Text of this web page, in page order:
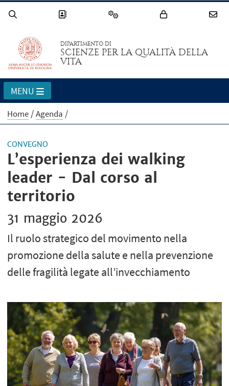
DIPARTIMENTO DI
SCIENZE PER LA QUALITÀ DELLA
VITA
MENU
Home Agenda
CONVEGNO
L’esperienza dei walking
leader - Dal corso al
territorio
31 maggio 2026
Il ruolo strategico del movimento nella
promozione della salute e nella prevenzione
delle fragilità legate all’invecchiamento